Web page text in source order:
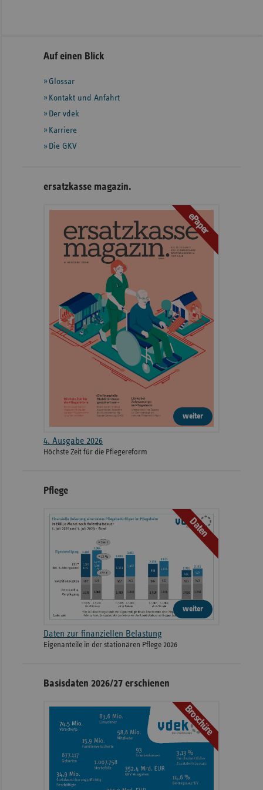
Seitennavigation
Seitenleiste
weiteren
Informationen
Auf einen Blick
Glossar
Kontakt und Anfahrt
Der vdek
Karriere
Die GKV
ersatzkasse magazin.
ePaper
weiter
4. Ausgabe 2026
Höchste Zeit für die Pflegereform
Pflege
Daten
weiter
Daten zur finanziellen Belastung
Eigenanteile in der stationären Pflege 2026
Basisdaten 2026/27 erschienen
Broschüre